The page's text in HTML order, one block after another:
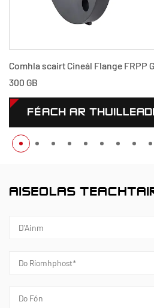
Comhla scairt Cineál Flange FRPP
300 GB
FÉACH AR
AISEOLAS